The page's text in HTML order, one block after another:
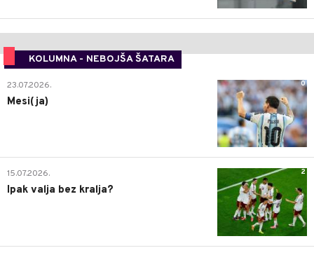
KOLUMNA - NEBOJŠA ŠATARA
0
23.07.2026.
Mesi(ja)
2
15.07.2026.
Ipak valja bez kralja?